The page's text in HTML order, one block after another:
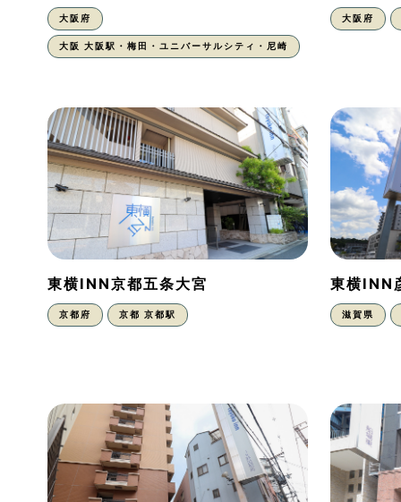
大阪府
大阪 大阪駅・梅田・ユニバーサルシティ・尼崎
大阪府
東横INN京都五条大宮
京都府 京都 京都駅
東横INN
滋賀県